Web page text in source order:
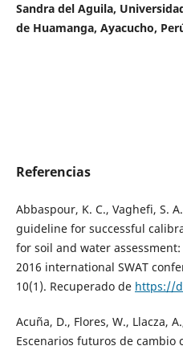
Sandra del Aguila,
de Huamanga, Ayacucho,
Referencias
Abbaspour, K. C., Vaghefi, S.
guideline for successful
for soil and water
2016 international SWAT
10(1). Recuperado de https://
Acuña, D., Flores, W., Llacza,
Escenarios futuros de cambio